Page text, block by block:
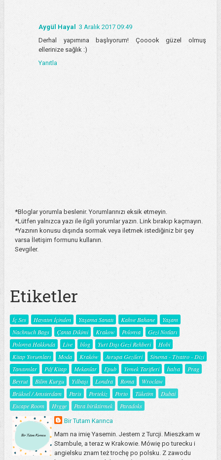
Aygül Hayal
3 Aralık 2017 09:49
Derhal yapımına başlıyorum! Çooook güzel olmuş
ellerinize sağlık :)
Yanıtla
*Bloglar yorumla beslenir. Yorumlarınızı eksik etmeyin.
*Lütfen yalnızca yazı ile ilgili yorumlar yazın. Link bırakıp kaçmayın.
*Yazının konusu dışında sormak veya iletmek istediğiniz bir şey
varsa İletişim formunu kullanın.
Sevgiler.
Etiketler
İç Ses Hayatın İçinden Yaşama Sanatı Kahve Bahane
Yaşam
Nachnuch Bags
Çanta Dikimi Krakow Polonya
Gezi Notları
Polonya Hakkında
Live blog Yurt Dışı Gezi Rehberi
Hobi
Kitap Yorumları
Moda Kraków Avrupa Gezileri
Sinema - Tiyatro - Dizi
Tanıtımlar
Pdf Kitap Mekanlar Epub Yemek Tarifleri İtalya
Prag
Beyrut
Bilim Kurgu Yılbaşı Londra Roma
Wroclaw
Brüksel / Amsterdam
Paris Portekiz Porto Tüketim
Dubai
Escape Room
Hygge Para biriktirmek Paradoks
Bir Tutam Karınca
Mam na imię Yasemin. Jestem z Turcji. Mieszkam w
Stambule, a teraz w Krakowie. Mówię po turecku i
angielsku znam też trochę po polsku. Z zawodu